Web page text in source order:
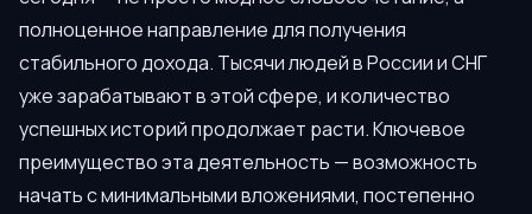
полноценное направление для получения
стабильного дохода. Тысячи людей в России и СНГ
уже зарабатывают в этой сфере, и количество
успешных историй продолжает расти. Ключевое
преимущество эта деятельность — возможность
начать с минимальными вложениями, постепенно